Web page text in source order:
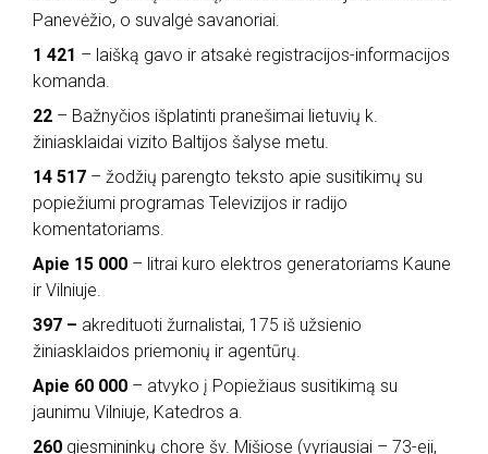
Panevėžio, o suvalgė savanoriai.
1 421 – laišką gavo ir atsakė registracijos-informacijos
komanda.
22 – Bažnyčios išplatinti pranešimai lietuvių k.
žiniasklaidai vizito Baltijos šalyse metu.
14 517 – žodžių parengto teksto apie susitikimų su
popiežiumi programas Televizijos ir radijo
komentatoriams.
Apie 15 000 – litrai kuro elektros generatoriams Kaune
ir Vilniuje.
397 – akredituoti žurnalistai, 175 iš užsienio
žiniasklaidos priemonių ir agentūrų.
Apie 60 000 – atvyko į Popiežiaus susitikimą su
jaunimu Vilniuje, Katedros a.
260 giesmininkų chore šv. Mišiose (vyriausiai – 73-eji,